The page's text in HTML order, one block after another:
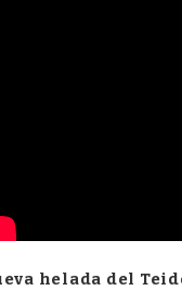
helada del